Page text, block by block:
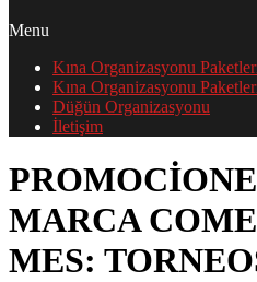
Menu
Kına Organizasyonu
Kına Organizasyonu
Düğün Organizasyonu
İletişim
MARCA
MES: